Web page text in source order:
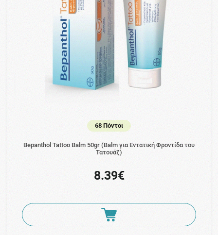
68 Πόντοι
Bepanthol Tattoo Balm 50gr (Balm για Εντατική Φροντίδα του
Τατουάζ)
8.39€